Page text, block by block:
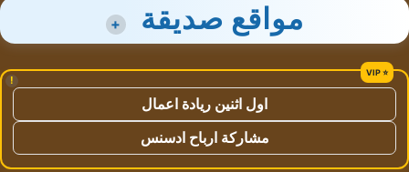
مواقع صديقة +
!
اول اثنين ريادة اعمال
مشاركة ارباح ادسنس